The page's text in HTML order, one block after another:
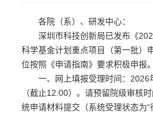
各院（系）、研发中心：
深圳市科技创新局已发布《
科学基金计划重点项目（第一批）
位按照《申请指南》要求积极申报
一、网上填报受理时间：2026
（截止12:00）。请预留院级审核
统申请材料提交（系统受理状态为“